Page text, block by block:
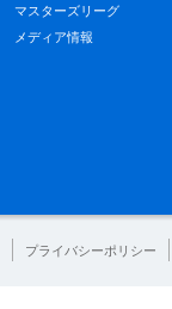
マスターズリーグ
メディア情報
プライバシーポリシー